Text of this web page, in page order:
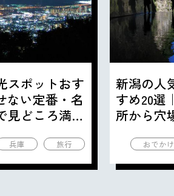
スポットおす
ない定番・名
見どころ満載
兵庫 旅行
新潟の人
すめ20選
所から穴
おでか